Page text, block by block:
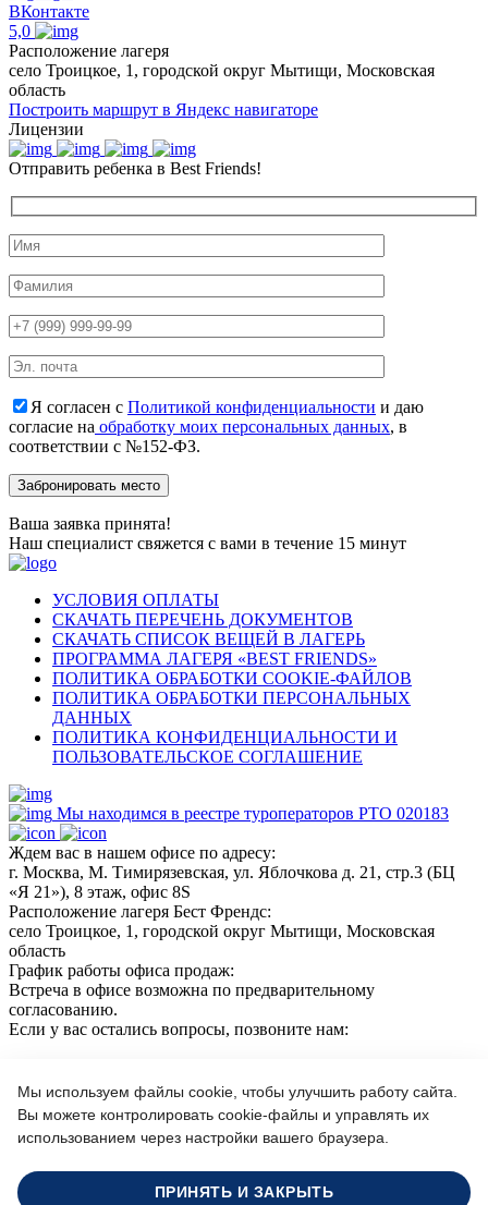
ВКонтакте
5,0
Расположение лагеря
село Троицкое, 1, городской округ Мытищи, Московская
область
Построить маршрут в Яндекс навигаторе
Лицензии
Отправить ребенка в Best Friends!
Я согласен с Политикой конфиденциальности и даю
согласие на обработку моих персональных данных, в
соответствии с №152-ФЗ.
Ваша заявка принята!
Наш специалист свяжется с вами в течение 15 минут
УСЛОВИЯ ОПЛАТЫ
СКАЧАТЬ ПЕРЕЧЕНЬ ДОКУМЕНТОВ
СКАЧАТЬ СПИСОК ВЕЩЕЙ В ЛАГЕРЬ
ПРОГРАММА ЛАГЕРЯ «BEST FRIENDS»
ПОЛИТИКА ОБРАБОТКИ COOKIE-ФАЙЛОВ
ПОЛИТИКА ОБРАБОТКИ ПЕРСОНАЛЬНЫХ
ДАННЫХ
ПОЛИТИКА КОНФИДЕНЦИАЛЬНОСТИ И
ПОЛЬЗОВАТЕЛЬСКОЕ СОГЛАШЕНИЕ
Мы находимся в реестре туроператоров РТО 020183
Ждем вас в нашем офисе по адресу:
г. Москва, М. Тимирязевская, ул. Яблочкова д. 21, стр.3 (БЦ
«Я 21»), 8 этаж, офис 8S
Расположение лагеря Бест Френдс:
село Троицкое, 1, городской округ Мытищи, Московская
область
График работы офиса продаж:
Встреча в офисе возможна по предварительному
согласованию.
Если у вас остались вопросы, позвоните нам:
+7 (964) 618 21 17
Или пишите нам на почту:
Мы используем файлы cookie, чтобы улучшить работу сайта.
Вы можете контролировать cookie-файлы и управлять их
использованием через настройки вашего браузера.
ПРИНЯТЬ И ЗАКРЫТЬ